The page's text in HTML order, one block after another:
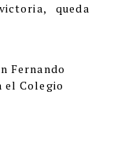
queda
Fernando
el Colegio